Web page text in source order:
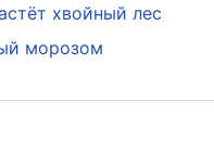
хвойный лес
морозом